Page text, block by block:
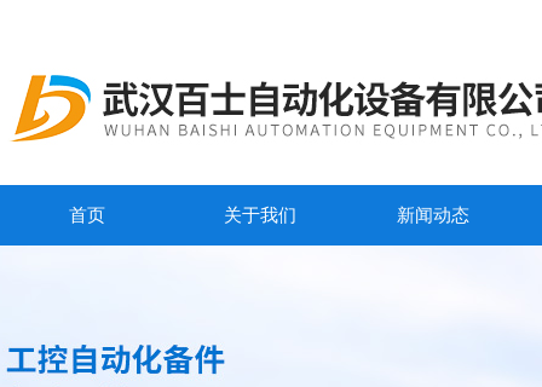
首页 关于我们 新闻动态